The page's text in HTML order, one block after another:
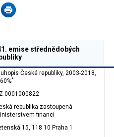
emise střednědobých
České republiky, 2003-2018,
*
0001000822
republika zastoupená
financí
15, 118 10 Praha 1